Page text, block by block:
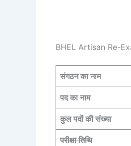
BHEL Artisan Re-
संगठन का नाम
पद का नाम
कुल पदों की संख्या
परीक्षा तिथि